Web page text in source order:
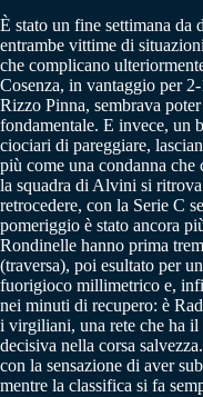
È stato un fine settimana da
entrambe vittime di
che complicano
Cosenza, in vantaggio per
Rizzo Pinna, sembrava
fondamentale. E invece, un
ciociari di pareggiare,
più come una condanna
la squadra di Alvini si
retrocedere, con la Serie C
pomeriggio è stato ancora
Rondinelle hanno prima
(traversa), poi esultato per
fuorigioco millimetrico e,
nei minuti di recupero: è
i virgiliani, una rete che ha il
decisiva nella corsa
con la sensazione di aver
mentre la classifica si fa